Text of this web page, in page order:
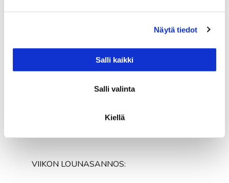
Näytä tiedot
Salli kaikki
Salli valinta
Kiellä
Viikon lounasannos
VIIKON LOUNASANNOS: